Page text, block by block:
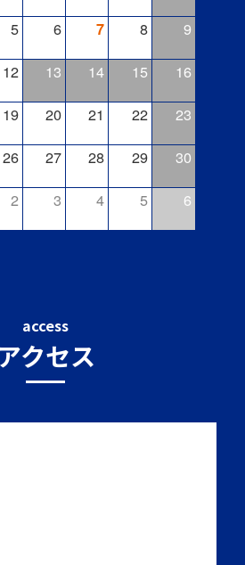
5 6 7 8
9
12 13 14 15
16
19 20 21 22
23
26 27 28 29
30
2 3 4 5 6
access
クセス